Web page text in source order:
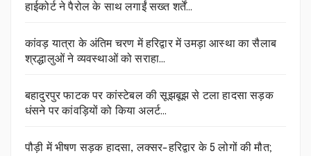
हाईकोर्ट ने पैरोल के साथ लगाईं सख्त शर्तें…
कांवड़ यात्रा के अंतिम चरण में हरिद्वार में उमड़ा आस्था का सैलाब
श्रद्धालुओं ने व्यवस्थाओं को सराहा…
बहादुरपुर फाटक पर कांस्टेबल की सूझबूझ से टला हादसा सड़क
धंसने पर कांवड़ियों को किया अलर्ट…
पौड़ी में भीषण सड़क हादसा, लक्सर-हरिद्वार के 5 लोगों की मौत;